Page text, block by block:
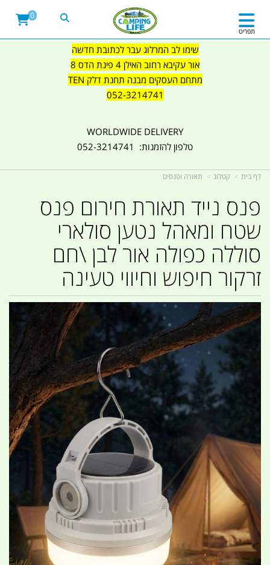
שימו לב המרלוג עבר לכתובת חדשה
אור עקיבא רחוב האילן 4 פינת הדס 8
מתחם העסקים מבנה תחנת דלק TEN
052-3214741
WORLDWIDE DELIVERY
טלפון להזמנות: 052-3214741
תפריט
0
דף בית קטלוג תאורה ופנסים
פנס נייד תאורת חירום פנס
שטח ומאהל נטען סולארי
סוללה כפולה אור לבן \חם
זרקור חיפוש וחיווי טעינה